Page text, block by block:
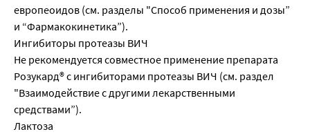
европеоидов (см. разделы "Способ применения и дозы”
и “Фармакокинетика”).
Ингибиторы протеазы ВИЧ
Не рекомендуется совместное применение препарата
Розукард® с ингибиторами протеазы ВИЧ (см. раздел
"Взаимодействие с другими лекарственными
средствами”).
Лактоза